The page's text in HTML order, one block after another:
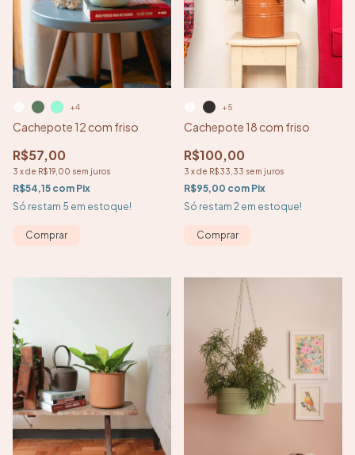
Cachepote 12 com friso
R$57,00
3 xde R$19,00 sem juros
R$54,15 com Pix
Só restam 5 em estoque!
+4
Comprar
Cachepote 18 com friso
R$100,00
3 xde R$33,33 sem juros
R$95,00 com Pix
Só restam 2 em estoque!
+5
Comprar